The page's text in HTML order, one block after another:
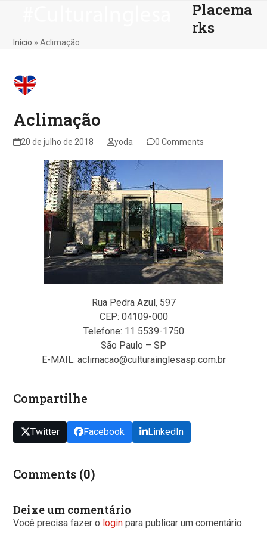
menu
menu
Placema
rks
Início »Aclimação
Aclimação
20 de julho de 2018 yoda 0 Comments
Rua Pedra Azul, 597
CEP: 04109-000
Telefone: 11 5539-1750
São Paulo – SP
E-MAIL: aclimacao@culturainglesasp.com.br
Compartilhe
Twitter Facebook LinkedIn
Comments (0)
Deixe um comentário
Você precisa fazer o login para publicar um comentário.